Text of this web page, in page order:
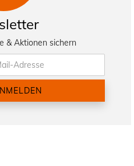
& Aktionen sichern